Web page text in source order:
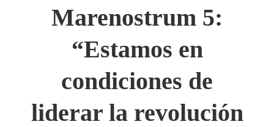
Marenostrum 5:
“Estamos en
condiciones de
liderar la revolución